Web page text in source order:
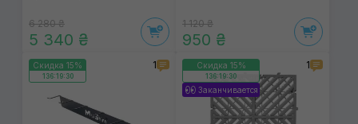
6 280 ₴
5 340 ₴
1 120 ₴
950 ₴
Скидка 15%
136:19:29
1 Скидка 15%
136:19:29
Заканчивается
1